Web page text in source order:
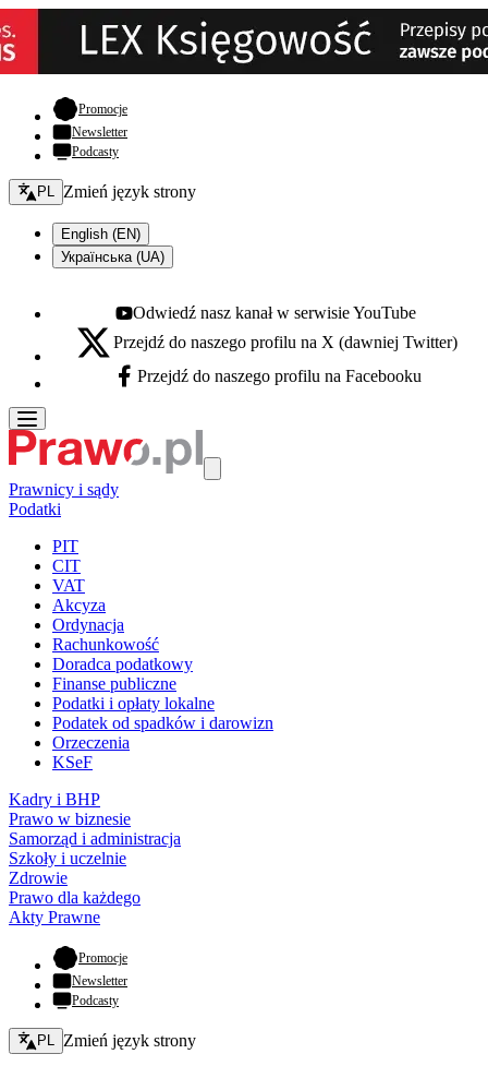
Promocje- otwiera się w nowej karcie
Newsletter
Podcasty
Zmień język - bieżący:
PL Zmień język strony
English (EN)
Українська (UA)
Youtube - otwiera się w nowej karcie
Odwiedź nasz kanał w serwisie YouTube
X - otwiera się w nowej karcie
Przejdź do naszego profilu na X (dawniej Twitter)
Facebook - otwiera się w nowej karcie
Przejdź do naszego profilu na Facebooku
Prawnicy i sądy
Podatki
PIT
CIT
VAT
Akcyza
Ordynacja
Rachunkowość
Doradca podatkowy
Finanse publiczne
Podatki i opłaty lokalne
Podatek od spadków i darowizn
Orzeczenia
KSeF
Kadry i BHP
Prawo w biznesie
Samorząd i administracja
Szkoły i uczelnie
Zdrowie
Prawo dla każdego
Akty Prawne
Promocje- otwiera się w nowej karcie
Newsletter
Podcasty
Zmień język - bieżący:
PL Zmień język strony